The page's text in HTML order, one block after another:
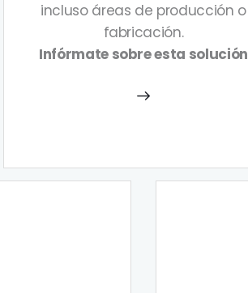
incluso áreas de producción o
fabricación.
Infórmate sobre esta solución